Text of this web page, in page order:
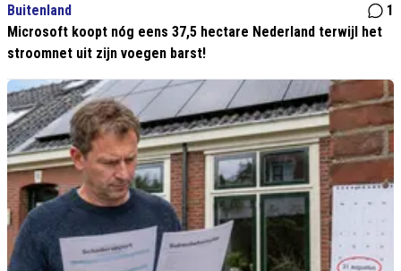
Buitenland
1
Microsoft koopt nóg eens 37,5 hectare Nederland terwijl het
stroomnet uit zijn voegen barst!